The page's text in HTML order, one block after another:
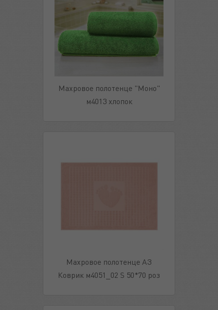
Махровое полотенце "Моно"
м4013 хлопок
Махровое полотенце АЗ
Коврик м4051_02 S 50*70 роз